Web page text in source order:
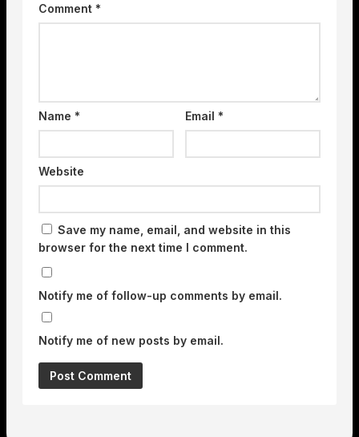
Comment *
Name * Email*
Website
Save my name, email, and website in this
browser for the next time I comment.
Notify me of follow-up comments by email.
Notify me of new posts by email.